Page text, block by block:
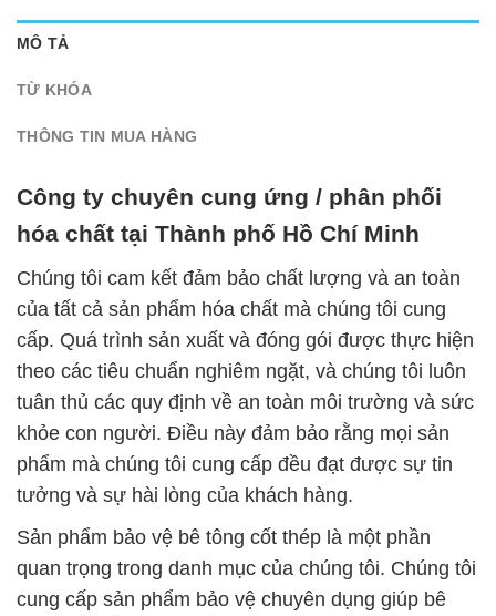
MÔ TẢ
TỪ KHÓA
THÔNG TIN MUA HÀNG
Công ty chuyên cung ứng / phân phối
hóa chất tại Thành phố Hồ Chí Minh
Chúng tôi cam kết đảm bảo chất lượng và an toàn
của tất cả sản phẩm hóa chất mà chúng tôi cung
cấp. Quá trình sản xuất và đóng gói được thực hiện
theo các tiêu chuẩn nghiêm ngặt, và chúng tôi luôn
tuân thủ các quy định về an toàn môi trường và sức
khỏe con người. Điều này đảm bảo rằng mọi sản
phẩm mà chúng tôi cung cấp đều đạt được sự tin
tưởng và sự hài lòng của khách hàng.
Sản phẩm bảo vệ bê tông cốt thép là một phần
quan trọng trong danh mục của chúng tôi. Chúng tôi
cung cấp sản phẩm bảo vệ chuyên dụng giúp bê